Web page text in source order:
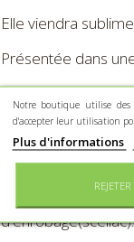
Elle viendra
Présentée dans
Ingrédients :
masse de
lécithine de
de SOJA,
d'enrobage(scellac).
Notre boutique utilise des
d'accepter leur utilisation
Plus d'informations